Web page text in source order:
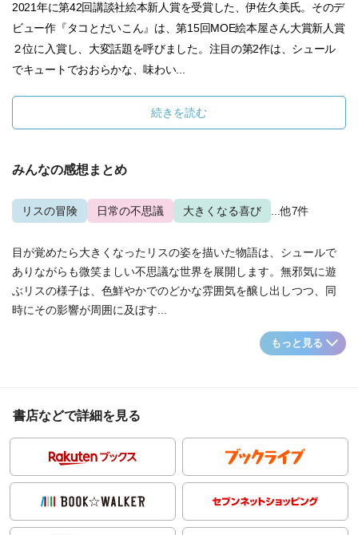
2021年に第42回講談社絵本新人賞を受賞した、伊佐久美氏。そのデ
ビュー作『タコとだいこん』は、第15回MOE絵本屋さん大賞新人賞
２位に入賞し、大変話題を呼びました。注目の第2作は、シュール
でキュートでおおらかな、味わい...
続きを読む
みんなの感想まとめ
リスの冒険 日常の不思議 大きくなる喜び ...他7件
目が覚めたら大きくなったリスの姿を描いた物語は、シュールで
ありながらも微笑ましい不思議な世界を展開します。無邪気に遊
ぶリスの様子は、色鮮やかでのどかな雰囲気を醸し出しつつ、同
時にその影響が周囲に及ぼす...
もっと見る
書店などで詳細を見る